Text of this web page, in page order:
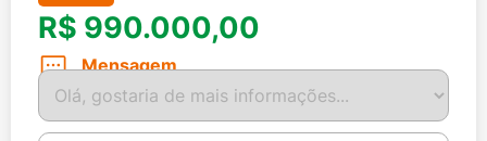
R$ 990.000,00
Mensagem